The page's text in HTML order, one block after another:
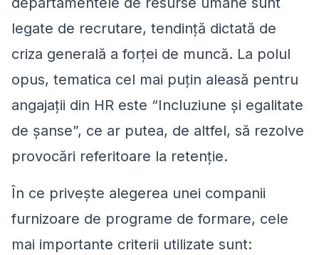
legate de recrutare, tendință dictată de
criza generală a forței de muncă. La polul
opus, tematica cel mai puțin aleasă pentru
angajații din HR este “Incluziune și egalitate
de șanse”, ce ar putea, de altfel, să rezolve
provocări referitoare la retenție.
În ce privește alegerea unei companii
furnizoare de programe de formare, cele
mai importante criterii utilizate sunt: